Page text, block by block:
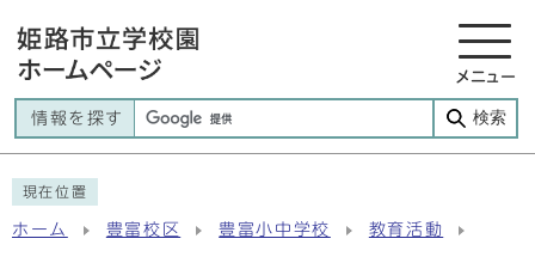
メニュー
情報を探す 検索
現在位置
ホーム 豊富校区 豊富小中学校 教育活動